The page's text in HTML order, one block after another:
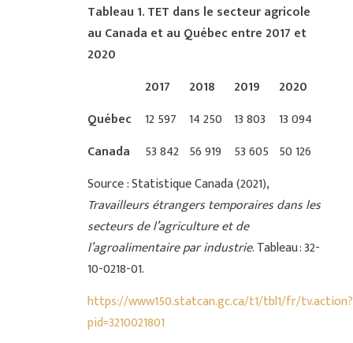
Tableau 1. TET dans le secteur agricole
au Canada et au Québec entre 2017 et
2020
2017
2018 2019
2020
Québec
12 597 14 250 13 803
13 094
Canada
53 842 56 919 53 605 50 126
Source : Statistique Canada (2021),
Travailleurs étrangers temporaires dans les
secteurs de l’agriculture et de
l’agroalimentaire par industrie. Tableau : 32-
10-0218-01.
https://www150.statcan.gc.ca/t1/tbl1/fr/tv.action?
pid=3210021801